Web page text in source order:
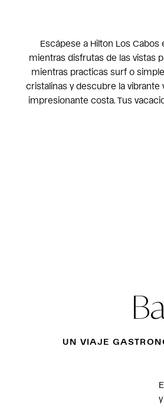
Escápese a Hilton Los
mientras disfrutas de las vistas
mientras practicas surf o
cristalinas y descubre la
impresionante costa. Tus
UN VIAJE